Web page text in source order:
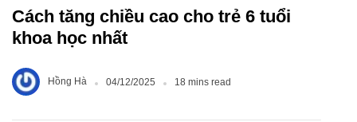
Cách tăng chiều cao cho trẻ 6 tuổi
khoa học nhất
Hồng Hà 04/12/2025 18 mins read